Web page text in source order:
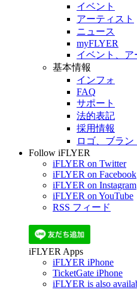
イベント
アーティスト
ニュース
myFLYER
イベント、
基本情報
インフォ
FAQ
サポート
法的表記
採用情報
ロゴ、ブラ
Follow iFLYER
iFLYER on Twitter
iFLYER on Facebook
iFLYER on Instagram
iFLYER on YouTube
RSS フィード
iFLYER Apps
iFLYER iPhone
TicketGate iPhone
iFLYER is also